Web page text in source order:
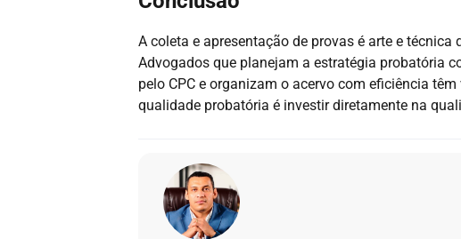
A coleta e apresentação de provas é arte e
Advogados que planejam a estratégia probatória
pelo CPC e organizam o acervo com eficiência
qualidade probatória é investir diretamente na